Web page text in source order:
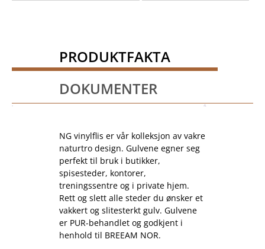
PRODUKTFAKTA
DOKUMENTER
NG vinylflis er vår kolleksjon av vakre
naturtro design. Gulvene egner seg
perfekt til bruk i butikker,
spisesteder, kontorer,
treningssentre og i private hjem.
Rett og slett alle steder du ønsker et
vakkert og slitesterkt gulv. Gulvene
er PUR-behandlet og godkjent i
henhold til BREEAM NOR.